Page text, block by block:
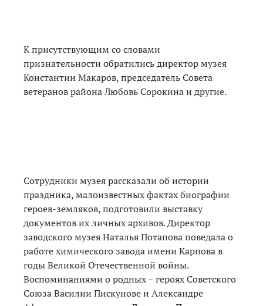
К присутствующим со словами
признательности обратились директор музея
Константин Макаров, председатель Совета
ветеранов района Любовь Сорокина и другие.
Сотрудники музея рассказали об истории
праздника, малоизвестных фактах биографии
героев-земляков, подготовили выставку
документов их личных архивов. Директор
заводского музея Наталья Потапова поведала о
работе химического завода имени Карпова в
годы Великой Отечественной войны.
Воспоминаниями о родных – героях Советского
Союза Василии Пискунове и Александре